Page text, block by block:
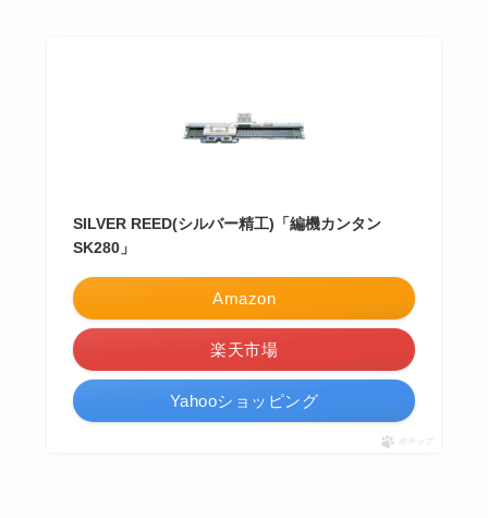
SILVER REED(シルバー精工)「編機カンタン
SK280」
Amazon
楽天市場
Yahooショッピング
ポチップ